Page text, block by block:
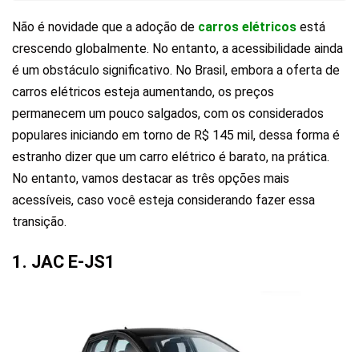
Não é novidade que a adoção de carros elétricos está
crescendo globalmente. No entanto, a acessibilidade ainda
é um obstáculo significativo. No Brasil, embora a oferta de
carros elétricos esteja aumentando, os preços
permanecem um pouco salgados, com os considerados
populares iniciando em torno de R$ 145 mil, dessa forma é
estranho dizer que um carro elétrico é barato, na prática.
No entanto, vamos destacar as três opções mais
acessíveis, caso você esteja considerando fazer essa
transição.
1. JAC E-JS1